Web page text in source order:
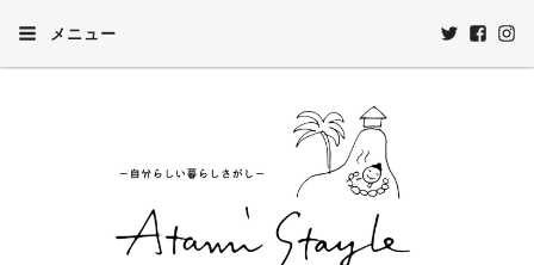
メニュー